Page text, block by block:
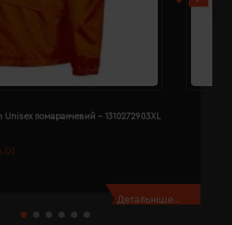
Unisex помаранчевий - 1310272903XL
Детальніше...